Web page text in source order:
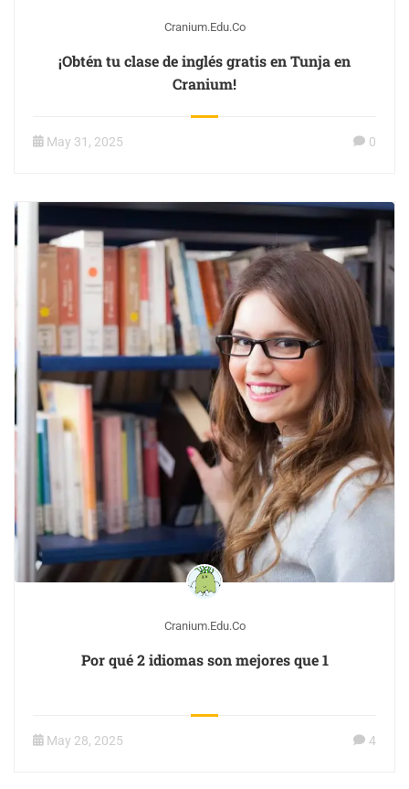
Cranium.edu.co
¡Obtén tu clase de inglés gratis en Tunja en
Cranium!
May 31, 2025 0
Cranium.edu.co
Por qué 2 idiomas son mejores que 1
May 28, 2025 4